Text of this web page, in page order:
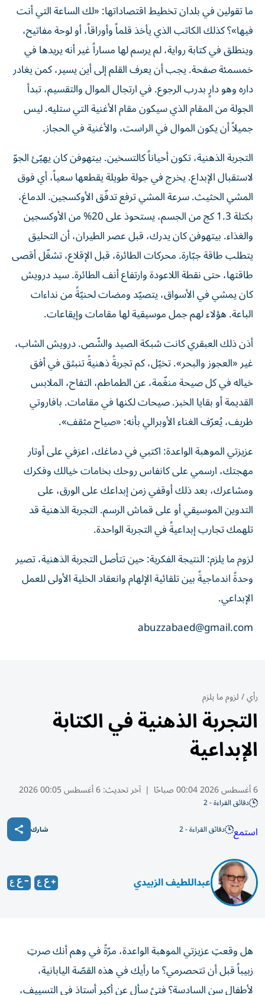
ما تقولين في بلدان تخطيط اقتصاداتها: «لك الساعة التي أنت
فيها»؟ كذلك الكاتب الذي يأخذ قلماً وأوراقاً، أو لوحة مفاتيح،
وينطلق في كتابة رواية، لم يرسم لها مساراً غير أنه يريدها في
خمسمئة صفحة. يجب أن يعرف القلم إلى أين يسير، كمن يغادر
داره وهو دارٍ بدرب الرجوع. في ارتجال الموال والتقسيم، تبدأ
الجولة من المقام الذي سيكون مقام الأغنية التي ستليه. ليس
جميلاً أن يكون الموال في الراست، والأغنية في الحجاز.
التجربة الذهنية، تكون أحياناً كالتسخين. بيتهوفن كان يهيّئ الجوّ
لاستقبال الإبداع. يخرج في جولة طويلة يقطعها سعياً، أي فوق
المشي الحثيث. سرعة المشي ترفع تدفّق الأوكسجين. الدماغ،
بكتلة 1.3 كج من الجسم، يستحوذ على 20% من الأوكسجين
والغذاء. بيتهوفن كان يدرك، قبل عصر الطيران، أن التحليق
يتطلب طاقة جبّارة. محركات الطائرة، قبل الإقلاع، تشغّل أقصى
طاقتها، حتى نقطة اللاعودة وارتفاع أنف الطائرة. سيد درويش
كان يمشي في الأسواق، يتصيّد ومضات لحنيّةً من نداءات
الباعة. هؤلاء لهم جمل موسيقية لها مقامات وإيقاعات.
أذن ذلك العبقري كانت شبكة الصيد والشّص. درويش الشاب،
غير «العجوز والبحر». تخيّل، كم تجربةً ذهنيةً تنبثق في أفق
خياله في كل صيحة منغّمة، عن الطماطم، التفاح، الملابس
القديمة أو بقايا الخبز. صيحات لكنها في مقامات. بافاروتي
ظريف، يُعرّف الغناء الأوبرالي بأنه: «صياح مثقف».
عزيزتي الموهبة الواعدة: اكتبي في دماغك، اعزفي على أوتار
مهجتك، ارسمي على كانفاس روحك بخامات خيالك وفكرك
ومشاعرك، بعد ذلك أوقفي زمن إبداعك على الورق، على
التدوين الموسيقي أو على قماش الرسم. التجربة الذهنية قد
تلهمك تجارب إبداعيةً في التجربة الواحدة.
لزوم ما يلزم: النتيجة الفكرية: حين تتأصل التجربة الذهنية، تصير
وحدةً اندماجيةً بين تلقائية الإلهام وانعقاد الخلية الأولى للعمل
الإبداعي.
abuzzabaed@gmail.com
رأي/لزوم ما يلزم
التجربة الذهنية في الكتابة
الإبداعية
6 أغسطس 2026 00:04 صباحًا | آخر تحديث:6 أغسطس 00:05 2026
دقائق القراءة - 2
استمع دقائق القراءة - 2 شارك
عبداللطيف الزبيدي
هل وقعتِ عزيزتي الموهبة الواعدة، مرّةً في وهم أنك صرتِ
زبيباً قبل أن تتحصرمي؟ ما رأيك في هذه القصّة اليابانية،
لأطفال سن السادسة؟ فتىً سأل عن أكبر أستاذ في التسييف،